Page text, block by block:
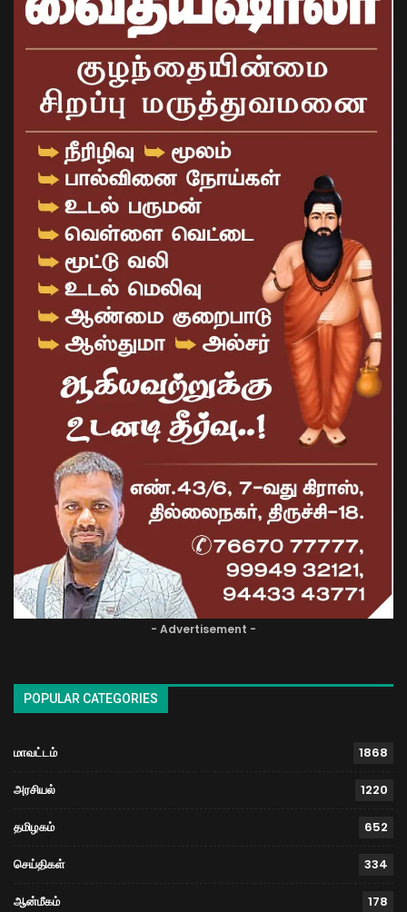
- Advertisement -
POPULAR CATEGORIES
மாவட்டம் 1868
அரசியல் 1220
தமிழகம் 652
செய்திகள் 334
ஆன்மீகம் 178